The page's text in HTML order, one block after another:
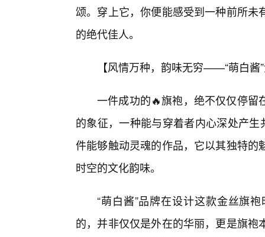
颂。穿上它，你便能感受到一种前所
的绝代佳人。
【风情万种，韵味无穷——“萌白
一件成功的🔥旗袍，绝不仅仅停留
的象征，一种能与穿着者内心深处产
件能够触动灵魂的作品，它以其独特
时空的文化韵味。
“萌白酱”品牌在设计这款金丝旗
的，并非仅仅是外在的华丽，更是旗